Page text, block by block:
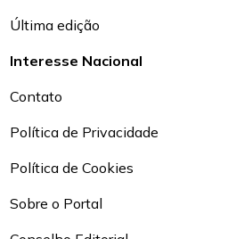
Última edição
Interesse Nacional
Contato
Política de Privacidade
Política de Cookies
Sobre o Portal